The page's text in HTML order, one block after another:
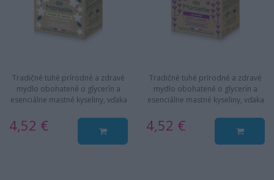
Tradičné tuhé prírodné a zdravé
mydlo obohatené o glycerín a
esenciálne mastné kyseliny, vďaka
4,52 €
Tradičné tuhé prírodné a zdravé
mydlo obohatené o glycerín a
esenciálne mastné kyseliny, vďaka
4,52 €